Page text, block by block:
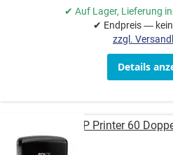
✔ Auf Lager, Lieferung
✔ Endpreis —
zzgl.
Details
COLOP Printer 60